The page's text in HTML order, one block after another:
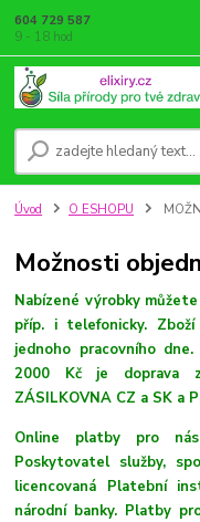
604 729 587
9 - 18 hod
Úvod O ESHOPU
Možnosti
Nabízené výrobky
příp. i telefonicky. Zboží
jednoho pracovního
2000 Kč je doprava
ZÁSILKOVNA CZ a SK a
Online platby pro
Poskytovatel služby,
licencovaná Platební
národní banky. Platby